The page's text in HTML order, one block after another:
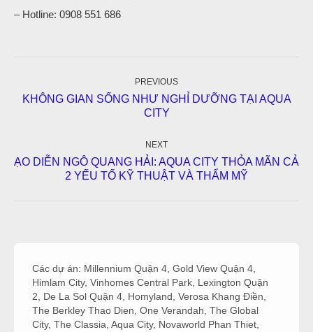
– Hotline: 0908 551 686
PREVIOUS
Previous
post:
KHÔNG GIAN SỐNG NHƯ NGHỈ DƯỠNG TẠI AQUA
CITY
NEXT
Next
post:
ẠO DIỄN NGÔ QUANG HẢI: AQUA CITY THỎA MÃN CẢ
2 YẾU TỐ KỸ THUẬT VÀ THẨM MỸ
Các dự án: Millennium Quận 4 Gold View Quận 4
Himlam City, Vinhomes Central Park Lexington Quận
2
De La Sol Quận 4 Homyland Verosa Khang Điền
The Berkley Thao Dien One Verandah The Global
City, The Classia Aqua City, Novaworld Phan Thiet